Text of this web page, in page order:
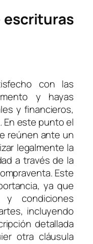
escrituras
con las
y hayas
y financieros,
En este punto el
reúnen ante un
legalmente la
a través de la
Este
ya que
condiciones
incluyendo
detallada
otra cláusula